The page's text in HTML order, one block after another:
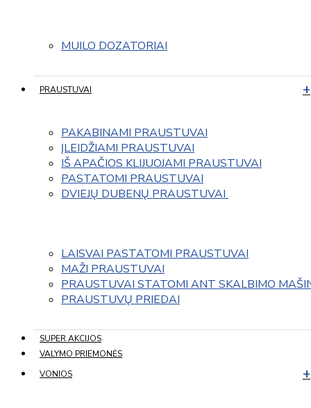
MUILO DOZATORIAI
PRAUSTUVAI
PAKABINAMI PRAUSTUVAI
ĮLEIDŽIAMI PRAUSTUVAI
IŠ APAČIOS KLIJUOJAMI PRAUSTUVAI
PASTATOMI PRAUSTUVAI
DVIEJŲ DUBENŲ PRAUSTUVAI
LAISVAI PASTATOMI PRAUSTUVAI
MAŽI PRAUSTUVAI
PRAUSTUVAI STATOMI ANT SKALBIMO
PRAUSTUVŲ PRIEDAI
SUPER AKCIJOS
VALYMO PRIEMONĖS
VONIOS